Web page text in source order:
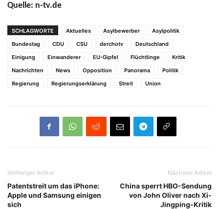
Quelle: n-tv.de
SCHLAGWORTE Aktuelles Asylbewerber
Asylpolitik
Bundestag
CDU CSU derchotv
Deutschland
Einigung
Einwanderer EU-Gipfel Flüchtlinge
Kritik
Nachrichten
News Opposition Panorama
Politik
Regierung
Regierungserklärung Streit Union
Vorheriger Artikel
Patentstreit um das iPhone:
Apple und Samsung einigen
sich
Nächster Artikel
China sperrt HBO-Sendung
von John Oliver nach Xi-
Jingping-Kritik